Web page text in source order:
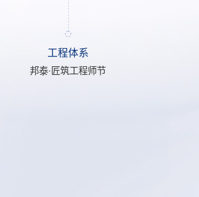
工程体系
邦泰·匠筑工程师节